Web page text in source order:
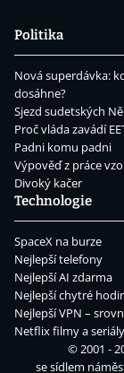
Politika
Nová superdávka:
dosáhne?
Sjezd sudetských
Proč vláda zavádí
Padni komu padni
Výpověď z práce
Divoký kačer
Technologie
SpaceX na burze
Nejlepší telefony
Nejlepší AI zdarma
Nejlepší chytré
Nejlepší VPN –
Netflix filmy a seriály
© 2001 -
se sídlem